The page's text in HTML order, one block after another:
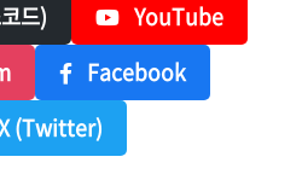
드)
YouTube
Facebook
(Twitter)